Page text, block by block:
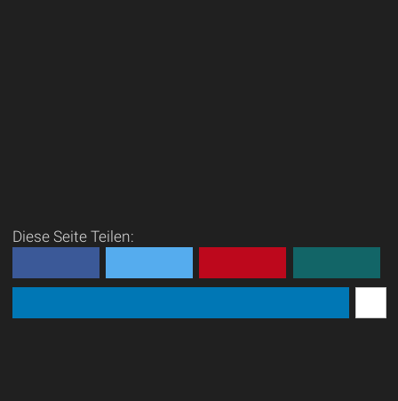
Diese Seite Teilen: